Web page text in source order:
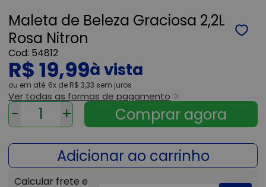
Maleta de Beleza Graciosa 2,2L
Rosa Nitron
54812
R$ 19,99
ou 6x de R$ 3,33 sem juros
Ver todas as formas de pagamento
- +